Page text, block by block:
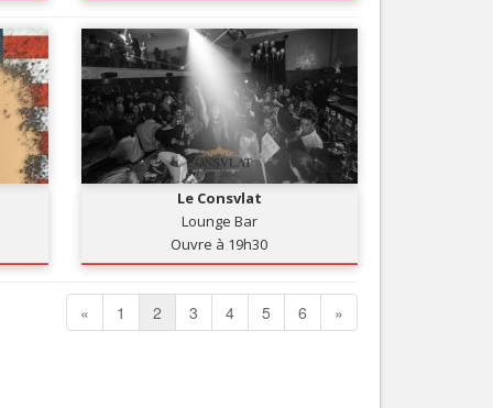
Le Consvlat
Lounge Bar
Ouvre à 19h30
« 1 2 3 4 5 6 »